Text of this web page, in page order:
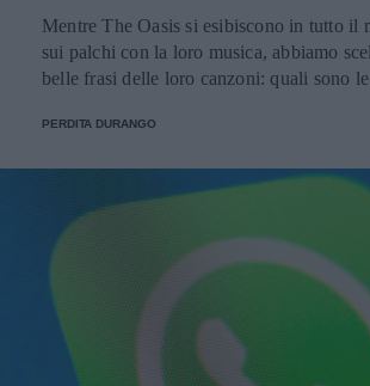
Mentre The Oasis si esibiscono in tutto il
sui palchi con la loro musica, abbiamo
belle frasi delle loro canzoni: quali sono le
PERDITA DURANGO